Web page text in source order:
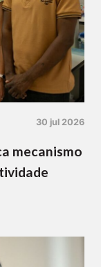
30 jul 2026
mecanismo